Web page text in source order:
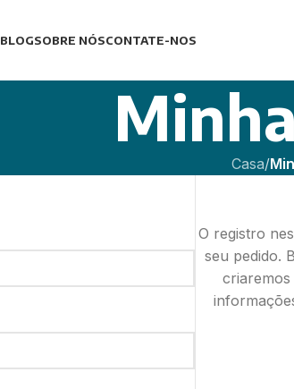
BLOGSOBRE NÓSCONTATE-NOS
Casa/
O registro
seu pedido.